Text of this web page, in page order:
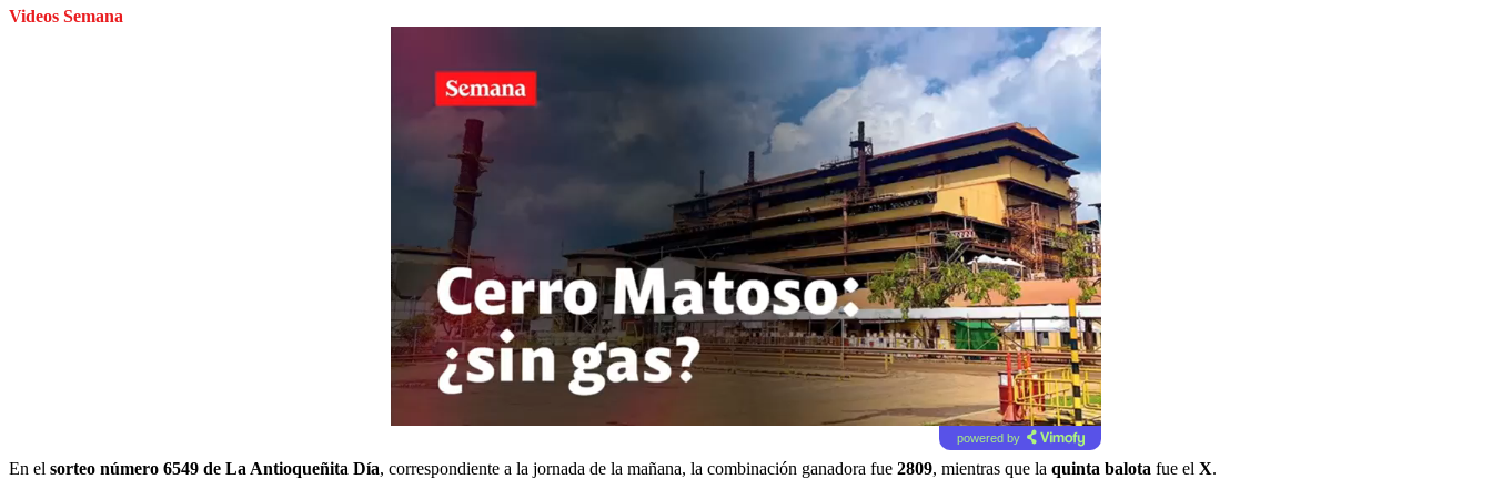
Videos Semana
powered by
En el sorteo número 6549 de La Antioqueñita Día, correspondiente a la jornada de la mañana, la combinación ganadora fue 2809, mientras que la quinta balota fue el X.